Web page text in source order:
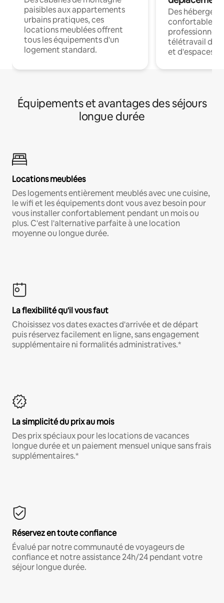
paisibles aux appartements
urbains pratiques, ces
locations meublées offrent
tous les équipements d'un
logement standard.
Des
confortables
professionnels
télétravail
et d'espaces
Équipements et avantages des séjours
longue durée
Locations meublées
Des logements entièrement meublés avec une cuisine,
le wifi et les équipements dont vous avez besoin pour
vous installer confortablement pendant un mois ou
plus. C'est l'alternative parfaite à une location
moyenne ou longue durée.
La flexibilité qu'il vous faut
Choisissez vos dates exactes d'arrivée et de départ
puis réservez facilement en ligne, sans engagement
supplémentaire ni formalités administratives.*
La simplicité du prix au mois
Des prix spéciaux pour les locations de vacances
longue durée et un paiement mensuel unique sans frais
supplémentaires.*
Réservez en toute confiance
Évalué par notre communauté de voyageurs de
confiance et notre assistance 24h/24 pendant votre
séjour longue durée.